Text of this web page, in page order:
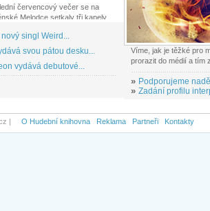
červencový večer se na
Melodce setkaly tři kapely...
singl Weird...
svou pátou desku...
vydává debutové...
Víme, jak je těžké pro
prorazit do médií a tím
» Podporujeme
» Zadání profilu
| O Hudební knihovna Reklama Partneři Kontakty